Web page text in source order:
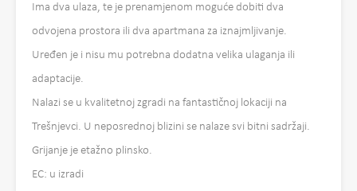
Ima dva ulaza, te je prenamjenom moguće dobiti dva
odvojena prostora ili dva apartmana za iznajmljivanje.
Uređen je i nisu mu potrebna dodatna velika ulaganja ili
adaptacije.
Nalazi se u kvalitetnoj zgradi na fantastičnoj lokaciji na
Trešnjevci. U neposrednoj blizini se nalaze svi bitni sadržaji.
Grijanje je etažno plinsko.
EC: u izradi